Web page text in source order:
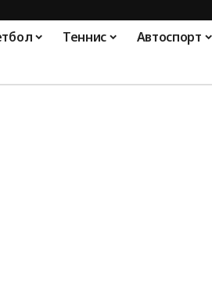
Теннис Автоспорт